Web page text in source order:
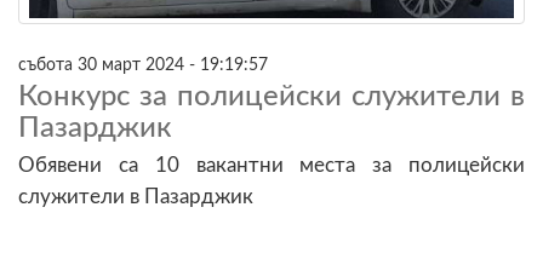
събота 30 март 2024 - 19:19:57
Конкурс за полицейски служители в
Пазарджик
Обявени са 10 вакантни места за полицейски
служители в Пазарджик